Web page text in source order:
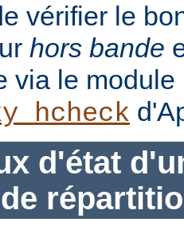
vérifier le
hors bande
via le module
d'état